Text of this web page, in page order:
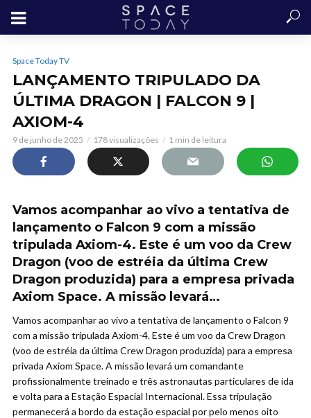
Space Today TV
LANÇAMENTO TRIPULADO DA
ÚLTIMA DRAGON | FALCON 9 |
AXIOM-4
9 de junho de 2025 178 visualizações 1 min de leitura
Vamos acompanhar ao vivo a tentativa de
lançamento o Falcon 9 com a missão
tripulada Axiom-4. Este é um voo da Crew
Dragon (voo de estréia da última Crew
Dragon produzida) para a empresa privada
Axiom Space. A missão levará…
Vamos acompanhar ao vivo a tentativa de lançamento o Falcon 9
com a missão tripulada Axiom-4. Este é um voo da Crew Dragon
(voo de estréia da última Crew Dragon produzida) para a empresa
privada Axiom Space. A missão levará um comandante
profissionalmente treinado e três astronautas particulares de ida
e volta para a Estação Espacial Internacional. Essa tripulação
permanecerá a bordo da estação espacial por pelo menos oito